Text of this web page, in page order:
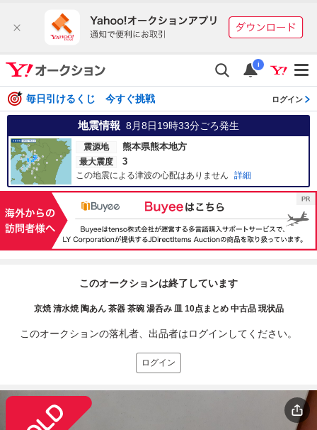
i
毎日引けるくじ 今すぐ挑戦 ログイン
地震情報 8月8日19時33分ごろ発生
震源地 熊本県熊本地方
最大震度 3
この地震による津波の心配はありません 詳細
このオークションは終了しています
京焼 清水焼 陶あん 茶器 茶碗 湯呑み 皿 10点まとめ 中古品 現状品
このオークションの落札者、出品者はログインしてください。
ログイン